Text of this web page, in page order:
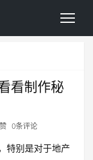
看制作秘
0条评论
特别是对于地产